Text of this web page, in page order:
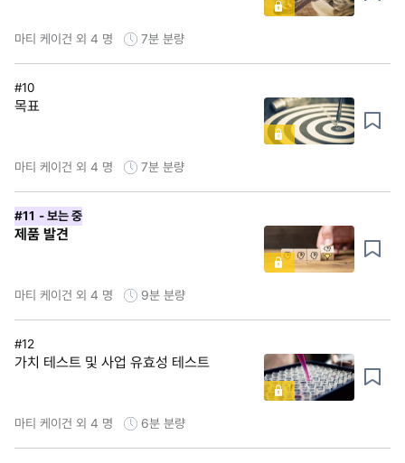
마티 케이건 외 4 명 7분 분량
#10
목표
마티 케이건 외 4 명 7분 분량
#11 - 보는 중
제품 발견
마티 케이건 외 4 명 9분 분량
#12
가치 테스트 및 사업 유효성 테스트
마티 케이건 외 4 명 6분 분량